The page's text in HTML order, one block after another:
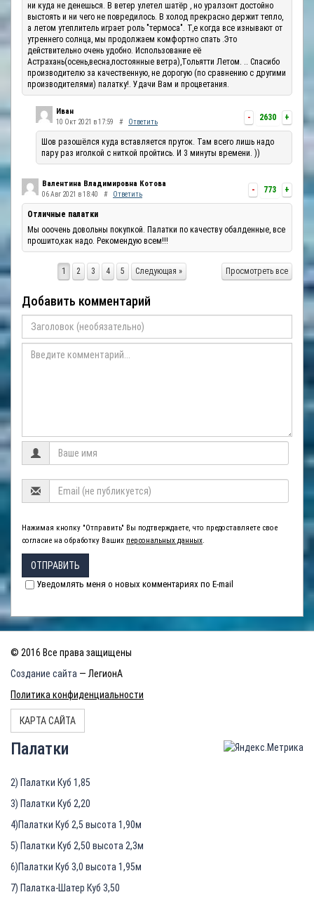
ни куда не денешься. В ветер улетел шатёр , но уралзонт достойно
выстоять и ни чего не повредилось. В холод прекрасно держит тепло,
а летом утеплитель играет роль "термоса". Т,е когда все изнывают от
утреннего солнца, мы продолжаем комфортно спать .Это
действительно очень удобно. Использование её
Астрахань(осень,весна,постоянные ветра),Тольятти Летом. .. Спасибо
производителю за качественную, не дорогую (по сравнению с другими
производителями) палатку!. Удачи Вам и процветания.
- 2630 +
Иван
10 Окт 2021 в 17:59 # Ответить
Шов разошёлся куда вставляется пруток. Там всего лишь надо
пару раз иголкой с ниткой пройтись. И 3 минуты времени. ))
- 773 +
Валентина Владимировна Котова
06 Авг 2021 в 18:40 # Ответить
Отличные палатки
Мы ооочень довольны покупкой. Палатки по качеству обалденные, все
прошито,как надо. Рекомендую всем!!!
Просмотреть все
1 2 3 4 5 Следующая »
Добавить комментарий
Нажимая кнопку "Отправить" Вы подтверждаете, что предоставляете свое
согласие на обработку Ваших персональных данных.
ОТПРАВИТЬ
Уведомлять меня о новых комментариях по E-mail
© 2016 Все права защищены
Создание сайта — ЛегионА
Политика конфиденциальности
КАРТА САЙТА
Палатки
2) Палатки Куб 1,85
3) Палатки Куб 2,20
4)Палатки Куб 2,5 высота 1,90м
5) Палатки Куб 2,50 высота 2,3м
6)Палатки Куб 3,0 высота 1,95м
7) Палатка-Шатер Куб 3,50